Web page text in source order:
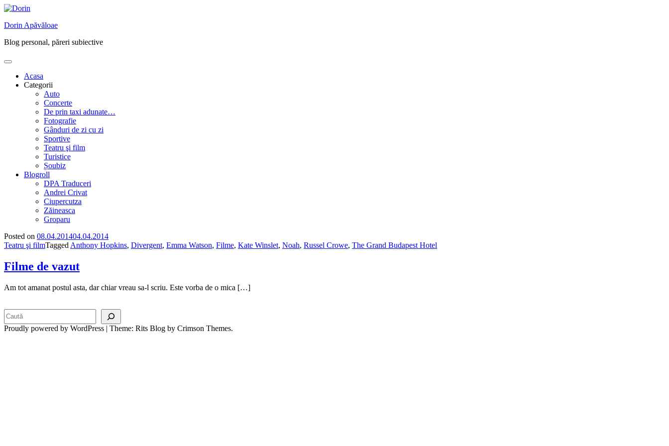
Skip
content
Dorin Apăvăloae
Blog personal, păreri subiective
Acasa
Categorii
Auto
Concerte
De prin taxi adunate…
Fotografie
Gânduri de zi cu zi
Sportive
Teatru şi film
Turistice
Șoubiz
Blogroll
DPA Traduceri
Andrei Crivat
Ciupercutza
Zăineasca
Groparu
Posted on 08.04.201404.04.2014
Teatru şi filmTagged Anthony Hopkins, Divergent, Emma Watson, Filme, Kate Winslet, Noah, Russel Crowe, The Grand Budapest Hotel
Filme de vazut
Am tot amanat postul asta, dar chiar vreau sa-l scriu. Este vorba de o mica […]
Proudly powered by WordPress | Theme: Rits Blog by Crimson Themes.